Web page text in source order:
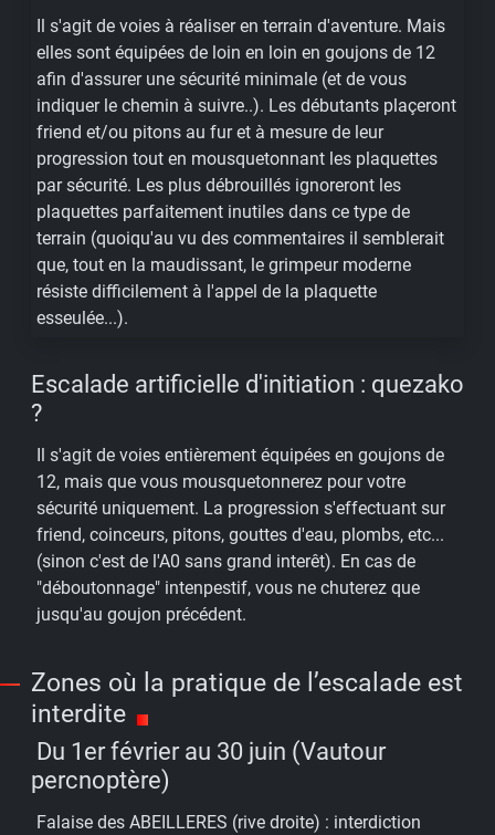
Il s'agit de voies à réaliser en terrain d'aventure. Mais
elles sont équipées de loin en loin en goujons de 12
afin d'assurer une sécurité minimale (et de vous
indiquer le chemin à suivre..). Les débutants plaçeront
friend et/ou pitons au fur et à mesure de leur
progression tout en mousquetonnant les plaquettes
par sécurité. Les plus débrouillés ignoreront les
plaquettes parfaitement inutiles dans ce type de
terrain (quoiqu'au vu des commentaires il semblerait
que, tout en la maudissant, le grimpeur moderne
résiste difficilement à l'appel de la plaquette
esseulée...).
Escalade artificielle d'initiation : quezako
?
Il s'agit de voies entièrement équipées en goujons de
12, mais que vous mousquetonnerez pour votre
sécurité uniquement. La progression s'effectuant sur
friend, coinceurs, pitons, gouttes d'eau, plombs, etc...
(sinon c'est de l'A0 sans grand interêt). En cas de
"déboutonnage" intenpestif, vous ne chuterez que
jusqu'au goujon précédent.
Zones où la pratique de l’escalade est
interdite
Du 1er février au 30 juin (Vautour
percnoptère)
Falaise des ABEILLERES (rive droite) : interdiction